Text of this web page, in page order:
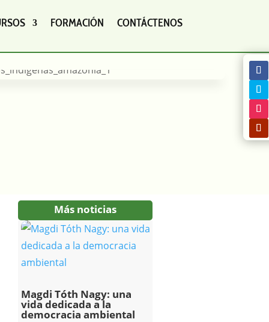
FORMACIÓN CONTÁCTENOS
Más noticias
Magdi Tóth Nagy: una
vida dedicada a la
democracia ambiental